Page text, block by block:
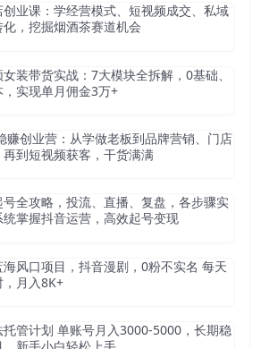
创业课：学经营模式、短视频成交、私域
化，挖掘烟酒茶赛道机会
装带货实战：7大模块全拆解，0基础、
，实现单月佣金3万+
赚创业营：从学做老板到品牌营销、门店
再到短视频获客，干货满满
号全攻略，投流、直播、复盘，各步骤实
统掌握抖音运营，高效起号变现
海风口项目，抖音漫剧，0粉不实名 每天
，月入8K+
托管计划 单账号月入3000-5000，长期稳